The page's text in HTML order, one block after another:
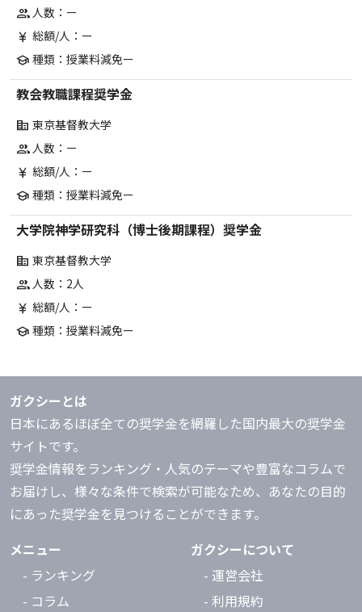
group人数：ー
currency_yen 総額/人：ー
school 種類：授業料減免ー
教会教職課程奨学金
corporate_fare 東京基督教大学
group人数：ー
currency_yen 総額/人：ー
school 種類：授業料減免ー
大学院神学研究科（博士後期課程）奨学金
corporate_fare 東京基督教大学
group人数：2人
currency_yen 総額/人：ー
school 種類：授業料減免ー
ガクシーとは
日本にあるほぼ全ての奨学金を網羅した国内最大の奨学金
サイトです。
奨学金情報をランキング・人気のテーマや豊富なコラムで
お届けし、様々な条件で検索が可能なため、あなたの目的
にあった奨学金を見つけることができます。
メニュー
- ランキング
- コラム
ガクシーについて
- 運営会社
- 利用規約